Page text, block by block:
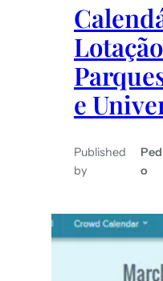
e
Published
by
o